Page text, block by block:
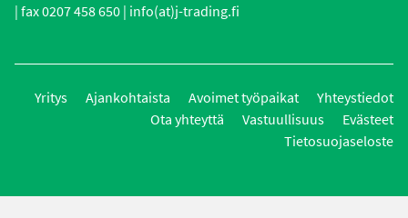
| fax 0207 458 650 | info(at)j-trading.fi
Yritys Ajankohtaista Avoimet työpaikat
Yhteystiedot
Ota yhteyttä
Vastuullisuus
Evästeet
Tietosuojaseloste